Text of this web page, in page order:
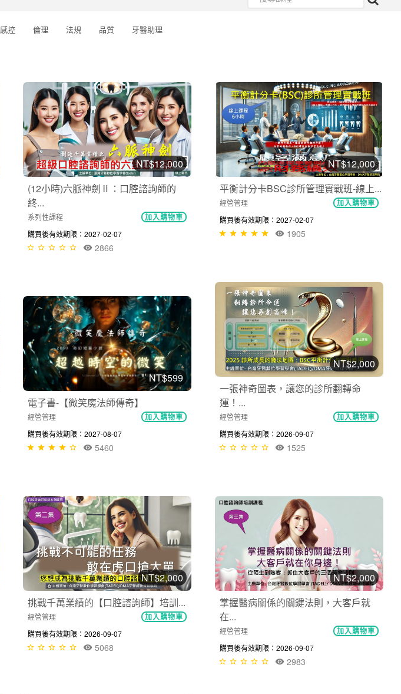
感控 倫理 法規 品質
牙醫助理
NT$12,000
(12小時)六脈神劍Ⅱ：口腔諮詢師的
終...
系列性課程 加入購物車
購買後有效期限：2027-02-07
2866
NT$12,000
平衡計分卡BSC診所管理實戰班-線上...
經營管理 加入購物車
購買後有效期限：2027-02-07
1905
NT$2,000
一張神奇圖表，讓您的診所翻轉命
運！...
經營管理 加入購物車
購買後有效期限：2026-09-07
1525
NT$599
電子書-【微笑魔法師傳奇】
經營管理 加入購物車
購買後有效期限：2027-08-07
5460
NT$2,000
掌握醫病關係的關鍵法則，大客戶就
在...
經營管理 加入購物車
購買後有效期限：2026-09-07
2983
NT$2,000
挑戰千萬業績的【口腔諮詢師】培訓...
經營管理 加入購物車
購買後有效期限：2026-09-07
5068